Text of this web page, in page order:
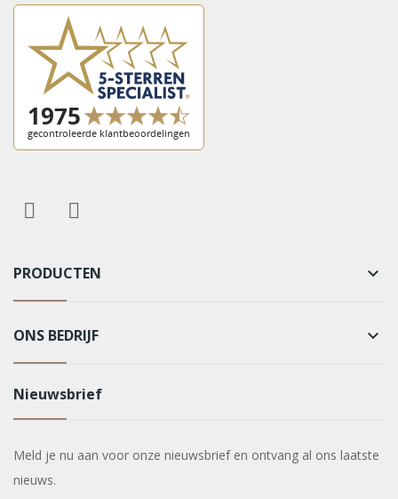
PRODUCTEN keyboard_arrow_down
ONS BEDRIJF keyboard_arrow_down
Nieuwsbrief
Meld je nu aan voor onze nieuwsbrief en ontvang al ons laatste
nieuws.